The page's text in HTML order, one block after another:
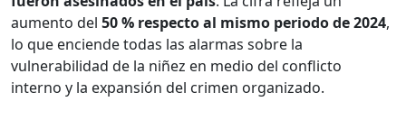
aumento del 50 % respecto al mismo periodo de 2024,
lo que enciende todas las alarmas sobre la
vulnerabilidad de la niñez en medio del conflicto
interno y la expansión del crimen organizado.